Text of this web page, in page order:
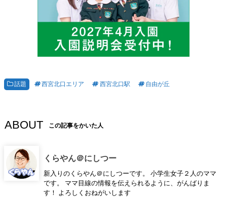
話題 西宮北口エリア 西宮北口駅 自由が丘
ABOUT この記事をかいた人
くらやん＠にしつー
新入りのくらやん＠にしつーです。 小学生女子２人のママ
です。 ママ目線の情報を伝えられるように、がんばりま
す！ よろしくおねがいします